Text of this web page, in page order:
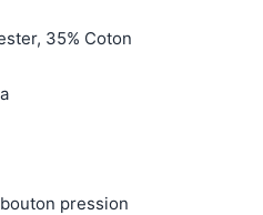
35% Coton
pression